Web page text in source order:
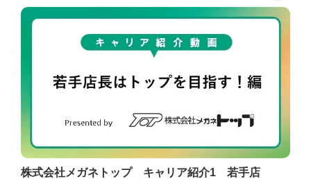
株式会社メガネトップ キャリア紹介1 若手店